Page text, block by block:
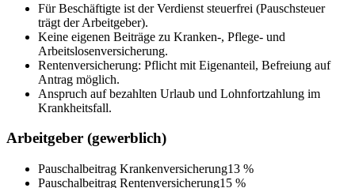
Für Beschäftigte ist der Verdienst steuerfrei (Pauschsteuer
trägt der Arbeitgeber).
Keine eigenen Beiträge zu Kranken-, Pflege- und
Arbeitslosenversicherung.
Rentenversicherung: Pflicht mit Eigenanteil, Befreiung auf
Antrag möglich.
Anspruch auf bezahlten Urlaub und Lohnfortzahlung im
Krankheitsfall.
Arbeitgeber (gewerblich)
Pauschalbeitrag Krankenversicherung13 %
Pauschalbeitrag Rentenversicherung15 %